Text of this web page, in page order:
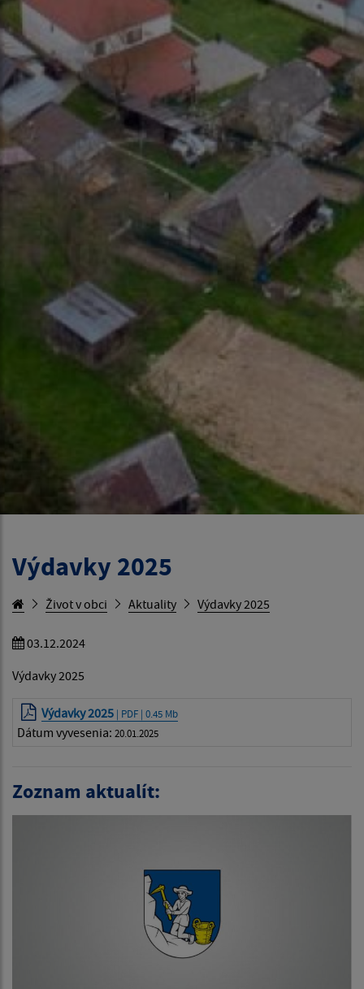
Výdavky 2025
Život v obci Aktuality Výdavky 2025
03.12.2024
Výdavky 2025
Výdavky 2025 | PDF | 0.45 Mb
Dátum vyvesenia: 20.01.2025
Zoznam aktualít: